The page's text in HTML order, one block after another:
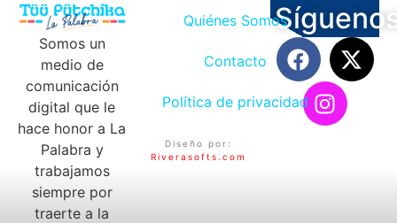
Somos un
medio de
comunicación
digital que le
hace honor a La
Palabra y
trabajamos
siempre por
traerte a la
Quiénes Somos
Contacto
Política de privacidad
Diseño por:
Riverasofts.com